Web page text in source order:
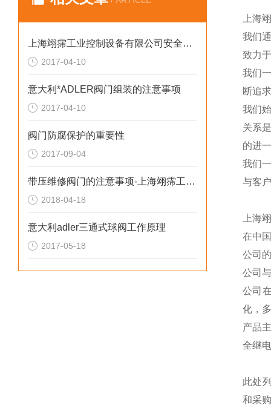
上海翊霈工业控制设备有限公司安全阀技术资料（2）
2017-04-10
意大利*ADLER阀门组装的注意事项
2017-04-10
阀门防腐保护的重要性
2017-09-04
带压维修阀门的注意事项-上海翊霈工业控制设备有限公司
2018-04-18
意大利adler三通式球阀工作原理
2017-05-18
上海
我们
致力
我们
断追
我们
关系
的进
我们
与客
上海
在中
公司
公司
公司
化，
产品
全继
此处
和采